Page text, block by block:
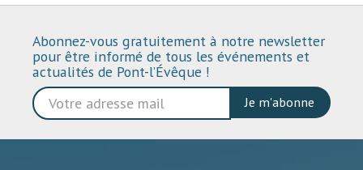
Abonnez-vous gratuitement à notre newsletter
pour être informé de tous les événements et
actualités de Pont-l’Évêque !
Je m'abonne